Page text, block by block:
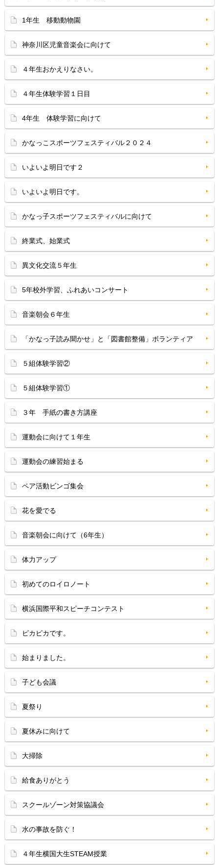
1年生 移動動物園
神奈川区児童音楽会に向けて
４年生おかえりなさい。
４年生体験学習１日目
4年生 体験学習に向けて
かなっこスポーツフェスティバル２０２４
いよいよ明日です２
いよいよ明日です。
かなっ子スポーツフェスティバルに向けて
終業式、始業式
異文化交流５年生
5年校外学習、ふれあいコンサート
音楽朝会６年生
「かなっ子読み聞かせ」と「図書館整備」ボランティア
５組体験学習②
５組体験学習①
３年 手紙の書き方講座
運動会に向けて１年生
運動会の練習始まる
ペア活動ビンゴ集会
花を愛でる
音楽朝会に向けて（6年生）
体力アップ
初めてのロイロノート
横浜国際平和スピーチコンテスト
ピカピカです。
始まりました。
子ども会議
夏祭り
夏休みに向けて
大掃除
給食ありがとう
スクールゾーン対策協議会
水の事故を防ぐ！
４年生横国大生STEAM授業